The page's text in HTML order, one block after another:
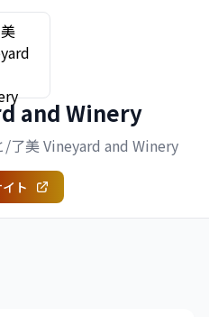
and Winery
了美 Vineyard and Winery
ト